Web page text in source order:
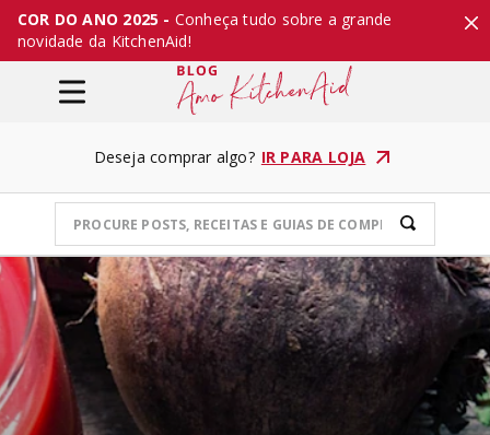
COR DO ANO 2025 - Conheça tudo sobre a grande
novidade da KitchenAid!
Deseja comprar algo? IR PARA LOJA